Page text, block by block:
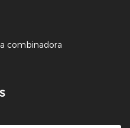
combinadora